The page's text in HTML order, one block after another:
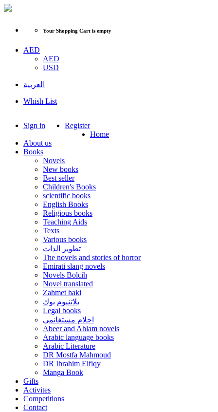
Your Shopping Cart is empty
AED
AED
USD
العربية
Whish List
Sign in
Register
Home
About us
Books
Novels
New books
Best seller
Children's Books
scientific books
English Books
Religious books
Teaching Aids
Texts
Various books
تطوير الذات
The novels and stories of horror
Emirati slang novels
Novels Bolcih
Novel translated
Zahmet haki
بلاتنيوم بوك
Legal books
احلام مستغانمي
Abeer and Ahlam novels
Arabic language books
Arabic Literature
DR Mostfa Mahmoud
DR Ibrahim Elfiqy
Manga Book
Gifts
Activites
Competitions
Contact